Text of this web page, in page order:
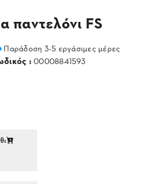
παντελόνι FS
Παράδοση 3-5 εργάσιμες μέρες
: 00008841593